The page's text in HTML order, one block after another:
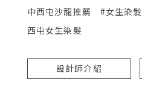
中西屯沙龍推薦
#女生染髮
西屯女生染髮
設計師介紹